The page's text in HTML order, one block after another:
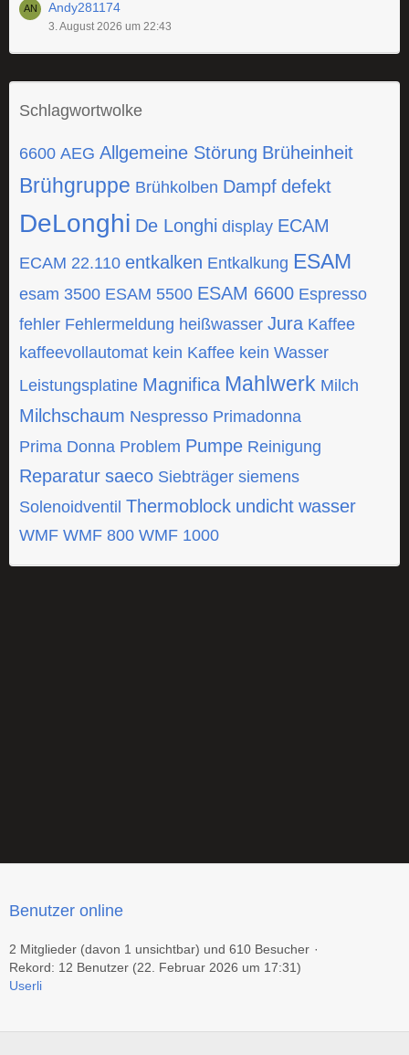
Andy281174
3. August 2026 um 22:43
Schlagwortwolke
6600 AEG Allgemeine Störung Brüheinheit
Brühgruppe Brühkolben Dampf defekt
DeLonghi De Longhi display ECAM
ECAM 22.110 entkalken Entkalkung ESAM
esam 3500 ESAM 5500 ESAM 6600 Espresso
fehler Fehlermeldung heißwasser Jura Kaffee
kaffeevollautomat kein Kaffee kein Wasser
Leistungsplatine Magnifica Mahlwerk Milch
Milchschaum Nespresso Primadonna
Prima Donna Problem Pumpe Reinigung
Reparatur saeco Siebträger siemens
Solenoidventil Thermoblock undicht wasser
WMF WMF 800 WMF 1000
Benutzer online
2 Mitglieder (davon 1 unsichtbar) und 610 Besucher
Rekord: 12 Benutzer (22. Februar 2026 um 17:31)
Userli